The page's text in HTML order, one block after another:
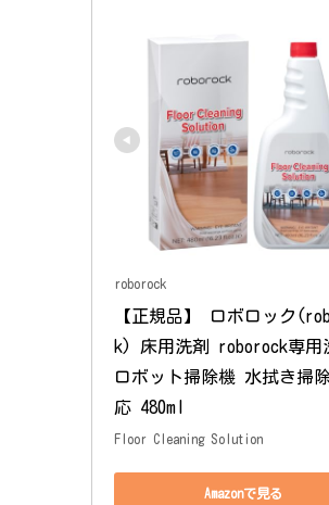
roborock
【正規品】 ロボロック
k) 床用洗剤 roborock専用
ロボット掃除機 水拭き掃
応 480ml
Floor Cleaning Solution
Amazonで見る